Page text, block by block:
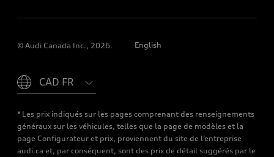
© Audi Canada Inc., 2026. English
* Les prix indiqués sur les pages comprenant des renseignements
généraux sur les véhicules, telles que la page de modèles et la
page Configurateur et prix, proviennent du site de l’entreprise
audi.ca et, par conséquent, sont des prix de détail suggérés par le